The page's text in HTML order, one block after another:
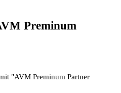
Preminum
"AVM Preminum Partner